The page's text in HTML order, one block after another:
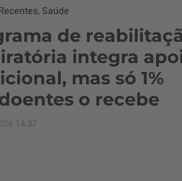
, Saúde
de
integra
mas só 1%
o recebe
14:37